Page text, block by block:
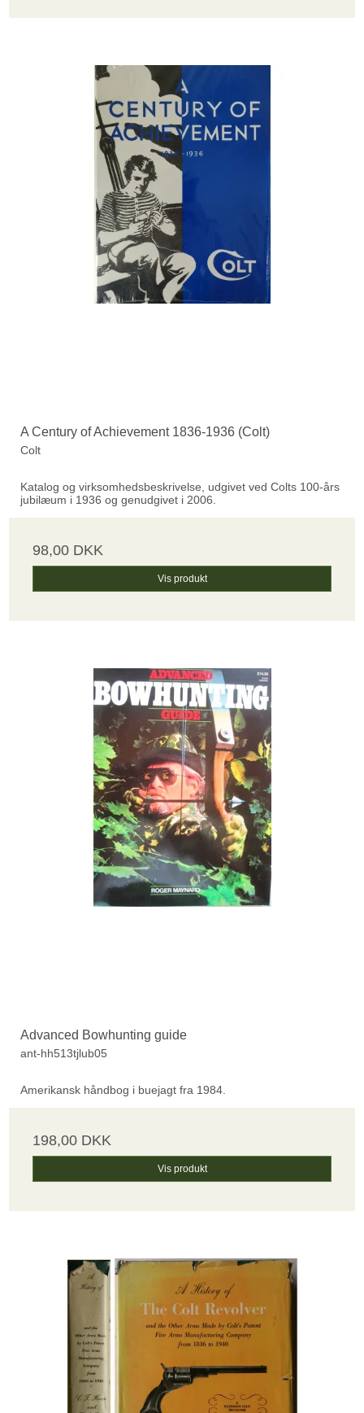
A Century of Achievement 1836-1936 (Colt)
Colt
Katalog og virksomhedsbeskrivelse, udgivet ved Colts 100-års
jubilæum i 1936 og genudgivet i 2006.
98,00 DKK
Vis produkt
Advanced Bowhunting guide
ant-hh513tjlub05
Amerikansk håndbog i buejagt fra 1984.
198,00 DKK
Vis produkt